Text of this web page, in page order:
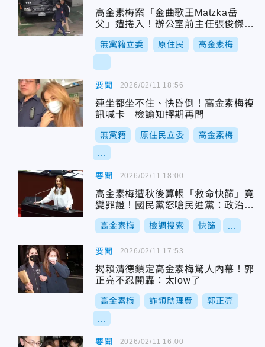
高金素梅案「金曲歌王Matzka岳
父」遭捲入！辦公室前主任張俊傑裁
定羈押禁見
無黨籍立委 原住民 高金素梅
要聞
連坐都坐不住、快昏倒！高金素梅複
訊喊卡 檢諭知擇期再問
無黨籍 原住民立委 高金素梅
2026/02/11 18:56
要聞
高金素梅遭秋後算帳「救命快篩」竟
變罪證！國民黨怒嗆民進黨：政治追
殺
高金素梅 檢調搜索 快篩
2026/02/11 18:00
要聞
揭賴清德鎖定高金素梅驚人內幕！郭
正亮不忍開轟：太low了
高金素梅 詐領助理費 郭正亮
2026/02/11 17:53
要聞 2026/02/11 16:00